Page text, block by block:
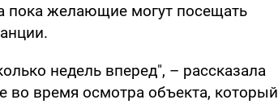
пока желающие могут посещать
недель вперед", – рассказала
во время осмотра объекта, который